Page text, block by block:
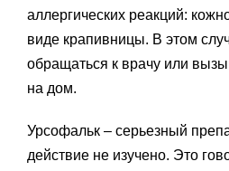
аллергических реакций:
виде крапивницы. В этом
обращаться к врачу или
на дом.
Урсофальк – серьезный
действие не изучено. Это